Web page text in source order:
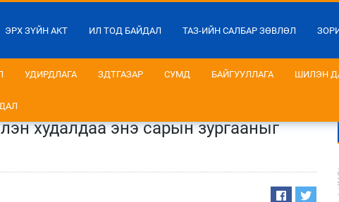
ЭРХ ЗҮЙН АКТ ИЛ ТОД БАЙДАЛ ТАЗ-ИЙН САЛБАР ЗӨВЛӨЛ
УДИРДЛАГА ЗДТГАЗАР СУМД БАЙГУУЛЛАГА ШИЛЭН
худалдаа энэ сарын зургааныг